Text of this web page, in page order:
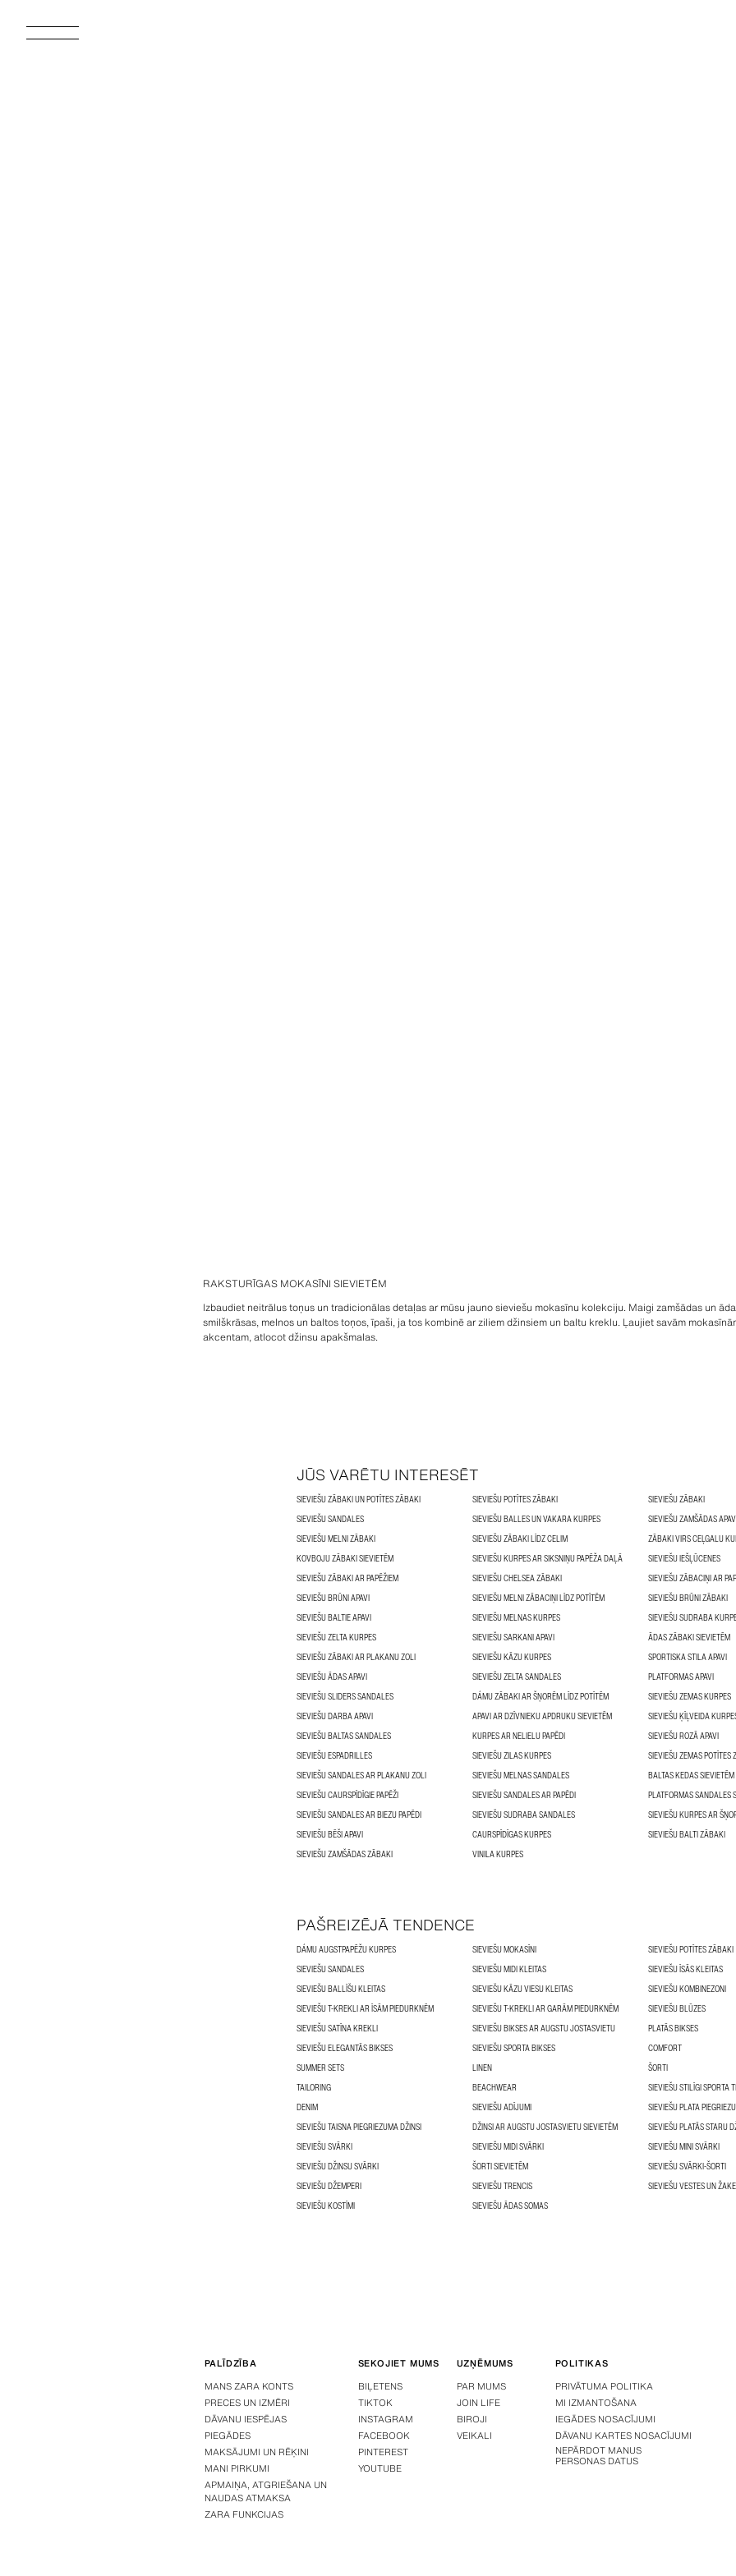
RAKSTURĪGAS MOKASĪNI SIEVIETĒM
Izbaudiet neitrālus toņus un tradicionālas detaļas ar mūsu jauno sieviešu mokasīnu kolekciju. Maigi zamšādas un
smilškrāsas, melnos un baltos toņos, īpaši, ja tos kombinē ar ziliem džinsiem un baltu kreklu. Ļaujiet savām
akcentam, atlocot džinsu apakšmalas.
JŪS VARĒTU INTERESĒT
SIEVIEŠU ZĀBAKI UN POTĪTES ZĀBAKI SIEVIEŠU POTĪTES ZĀBAKI
SIEVIEŠU ZĀBAKI
SIEVIEŠU SANDALES
SIEVIEŠU BALLES UN VAKARA KURPES
SIEVIEŠU ZAMŠĀDAS
SIEVIEŠU MELNI ZĀBAKI
SIEVIEŠU ZĀBAKI LĪDZ CELIM
ZĀBAKI VIRS CEĻGALU
KOVBOJU ZĀBAKI SIEVIETĒM
SIEVIEŠU KURPES AR SIKSNIŅU PAPĒŽA DAĻĀ
SIEVIEŠU IEŠĻŪCENES
SIEVIEŠU ZĀBAKI AR PAPĒŽIEM
SIEVIEŠU CHELSEA ZĀBAKI
SIEVIEŠU ZĀBACIŅI AR
SIEVIEŠU BRŪNI APAVI
SIEVIEŠU MELNI ZĀBACIŅI LĪDZ POTĪTĒM
SIEVIEŠU BRŪNI ZĀBAKI
SIEVIEŠU BALTIE APAVI
SIEVIEŠU MELNAS KURPES
SIEVIEŠU SUDRABA
SIEVIEŠU ZELTA KURPES
SIEVIEŠU SARKANI APAVI
ĀDAS ZĀBAKI SIEVIETĒM
SIEVIEŠU ZĀBAKI AR PLAKANU ZOLI
SIEVIEŠU KĀZU KURPES
SPORTISKA STILA APAVI
SIEVIEŠU ĀDAS APAVI
SIEVIEŠU ZELTA SANDALES
PLATFORMAS APAVI
SIEVIEŠU SLIDERS SANDALES
DÁMU ZĀBAKI AR ŠŅORĒM LĪDZ POTĪTĒM
SIEVIEŠU ZEMAS KURPES
SIEVIEŠU DARBA APAVI
APAVI AR DZĪVNIEKU APDRUKU SIEVIETĒM
SIEVIEŠU ĶĪĻVEIDA
SIEVIEŠU BALTAS SANDALES
KURPES AR NELIELU PAPĒDI
SIEVIEŠU ROZĀ APAVI
SIEVIEŠU ESPADRILLES
SIEVIEŠU ZILAS KURPES
SIEVIEŠU ZEMAS POTĪTES
SIEVIEŠU SANDALES AR PLAKANU ZOLI
SIEVIEŠU MELNAS SANDALES
BALTAS KEDAS SIEVIETĒM
SIEVIEŠU CAURSPĪDĪGIE PAPĒŽI
SIEVIEŠU SANDALES AR PAPĒDI
PLATFORMAS SANDALES
SIEVIEŠU SANDALES AR BIEZU PAPĒDI
SIEVIEŠU SUDRABA SANDALES
SIEVIEŠU KURPES AR
SIEVIEŠU BĒŠI APAVI
CAURSPĪDĪGAS KURPES
SIEVIEŠU BALTI ZĀBAKI
SIEVIEŠU ZAMŠĀDAS ZĀBAKI
VINILA KURPES
PAŠREIZĒJĀ TENDENCE
DÁMU AUGSTPAPĒŽU KURPES SIEVIEŠU MOKASĪNI
SIEVIEŠU POTĪTES ZĀBAKI
SIEVIEŠU SANDALES
SIEVIEŠU MIDI KLEITAS
SIEVIEŠU ĪSĀS KLEITAS
SIEVIEŠU BALLĪŠU KLEITAS
SIEVIEŠU KĀZU VIESU KLEITAS
SIEVIEŠU KOMBINEZONI
SIEVIEŠU T-KREKLI AR ĪSĀM PIEDURKNĒM
SIEVIEŠU T-KREKLI AR GARĀM PIEDURKNĒM
SIEVIEŠU BLŪZES
SIEVIEŠU SATĪNA KREKLI
SIEVIEŠU BIKSES AR AUGSTU JOSTASVIETU
PLATĀS BIKSES
SIEVIEŠU ELEGANTĀS BIKSES
SIEVIEŠU SPORTA BIKSES
COMFORT
SUMMER SETS
LINEN
ŠORTI
TAILORING
BEACHWEAR
SIEVIEŠU STILĪGI SPORTA
DENIM
SIEVIEŠU ADĪJUMI
SIEVIEŠU PLATA
SIEVIEŠU TAISNA PIEGRIEZUMA DŽINSI
DŽINSI AR AUGSTU JOSTASVIETU SIEVIETĒM
SIEVIEŠU PLATĀS STARU
SIEVIEŠU SVĀRKI
SIEVIEŠU MIDI SVĀRKI
SIEVIEŠU MINI SVĀRKI
SIEVIEŠU DŽINSU SVĀRKI
ŠORTI SIEVIETĒM
SIEVIEŠU SVĀRKI-ŠORTI
SIEVIEŠU DŽEMPERI
SIEVIEŠU TRENCIS
SIEVIEŠU KOSTĪMI
SIEVIEŠU ĀDAS SOMAS
PALĪDZĪBA
MANS ZARA KONTS
PRECES UN IZMĒRI
DĀVANU IESPĒJAS
PIEGĀDES
MAKSĀJUMI UN RĒĶINI
MANI PIRKUMI
APMAIŅA, ATGRIEŠANA UN
NAUDAS ATMAKSA
ZARA FUNKCIJAS
SEKOJIET MUMS
BIĻETENS
TIKTOK
INSTAGRAM
FACEBOOK
PINTEREST
YOUTUBE
UZŅĒMUMS
PAR MUMS
JOIN LIFE
BIROJI
VEIKALI
POLITIKAS
PRIVĀTUMA POLITIKA
MI IZMANTOŠANA
IEGĀDES NOSACĪJUMI
DĀVANU KARTES NOSACĪJUMI
NEPĀRDOT MANUS
PERSONAS DATUS